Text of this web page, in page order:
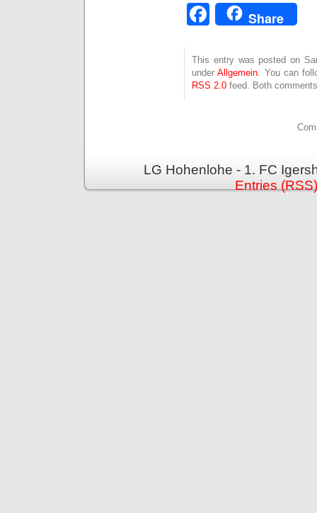
Facebook
Share
This entry was posted on
underAllgemein . You can
RSS 2.0 feed. Both
LG Hohenlohe - 1. FC
Entries (RSS)